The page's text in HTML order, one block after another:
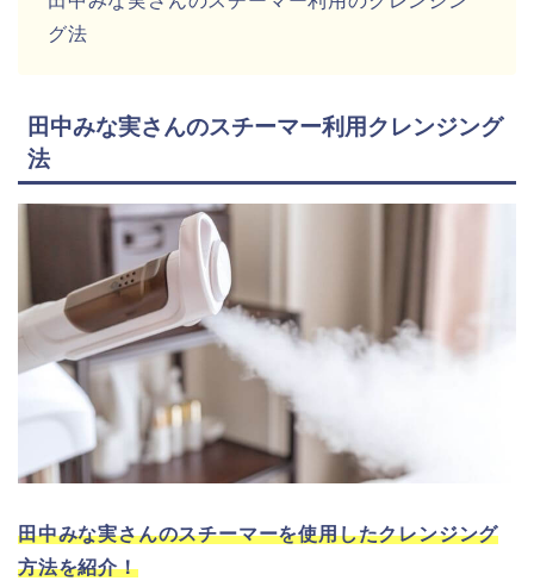
グ法
田中みな実さんのスチーマー利用クレンジング
法
田中みな実さんのスチーマーを使用したクレンジング
方法を紹介！